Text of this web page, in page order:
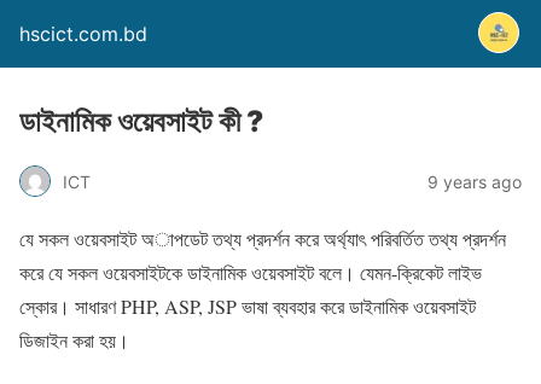
hscict.com.bd
ডাইনামিক ওয়েবসাইট কী ?
ICT 9 years ago
যে সকল ওয়েবসাইট অাপডেট তথ্য প্রদর্শন করে অর্থ্যাৎ পরিবর্তিত তথ্য প্রদর্শন
করে যে সকল ওয়েবসাইটকে ডাইনামিক ওয়েবসাইট বলে। যেমন-ক্রিকেট লাইভ
স্কোর। সাধারণ PHP, ASP, JSP ভাষা ব্যবহার করে ডাইনামিক ওয়েবসাইট
ডিজাইন করা হয়।